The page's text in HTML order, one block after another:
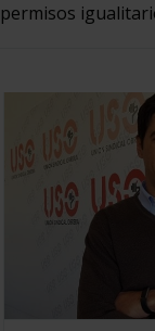
permisos